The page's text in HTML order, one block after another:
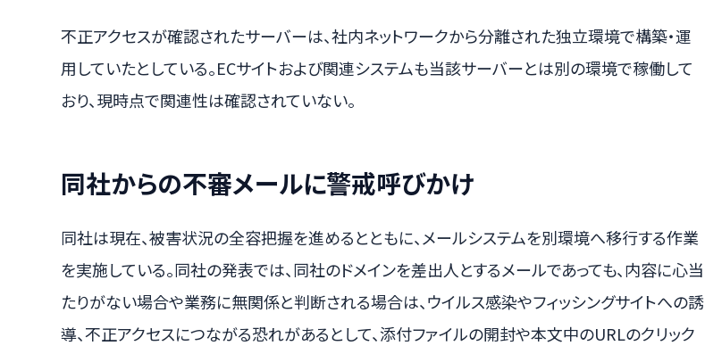
不正アクセスが確認されたサーバーは、社内ネットワークから分離された独立環境で構築・運
用していたとしている。ECサイトおよび関連システムも当該サーバーとは別の環境で稼働して
おり、現時点で関連性は確認されていない。
同社からの不審メールに警戒呼びかけ
同社は現在、被害状況の全容把握を進めるとともに、メールシステムを別環境へ移行する作業
を実施している。同社の発表では、同社のドメインを差出人とするメールであっても、内容に心当
たりがない場合や業務に無関係と判断される場合は、ウイルス感染やフィッシングサイトへの誘
導、不正アクセスにつながる恐れがあるとして、添付ファイルの開封や本文中のURLのクリック